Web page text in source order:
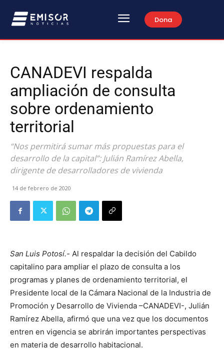
Dona
CANADEVI respalda
ampliación de consulta
sobre ordenamiento
territorial
“Nos permitirá sumar más propuestas para el
desarrollo de la capital”: Julián Ramírez Abella,
dirigente de desarrolladores de vivienda
14 de febrero de 2020
San Luis Potosí.- Al respaldar la decisión del Cabildo
capitalino para ampliar el plazo de consulta a los
programas y planes de ordenamiento territorial, el
Presidente local de la Cámara Nacional de la Industria de
Promoción y Desarrollo de Vivienda –CANADEVI-, Julián
Ramírez Abella, afirmó que una vez que los documentos
entren en vigencia se abrirán importantes perspectivas
en materia de desarrollo habitacional.